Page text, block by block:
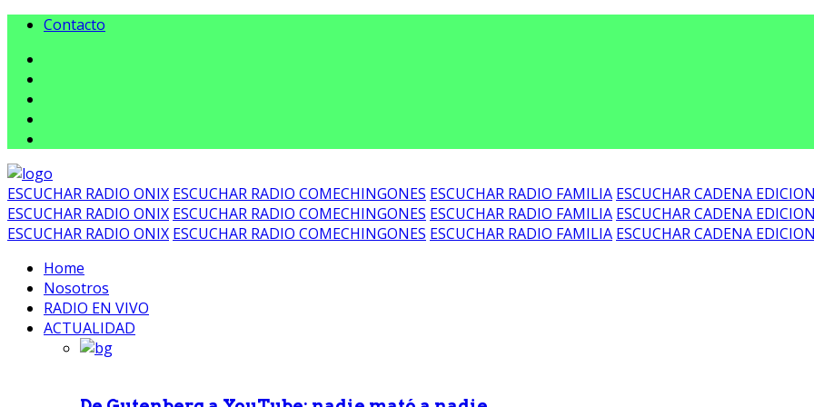
Contacto
ESCUCHAR RADIO ONIX ESCUCHAR RADIO COMECHINGONES ESCUCHAR RADIO FAMILIA ESCUCHAR CADENA EDICION
ESCUCHAR RADIO ONIX ESCUCHAR RADIO COMECHINGONES ESCUCHAR RADIO FAMILIA ESCUCHAR CADENA EDICION
ESCUCHAR RADIO ONIX ESCUCHAR RADIO COMECHINGONES ESCUCHAR RADIO FAMILIA ESCUCHAR CADENA EDICION
Home
Nosotros
RADIO EN VIVO
ACTUALIDAD